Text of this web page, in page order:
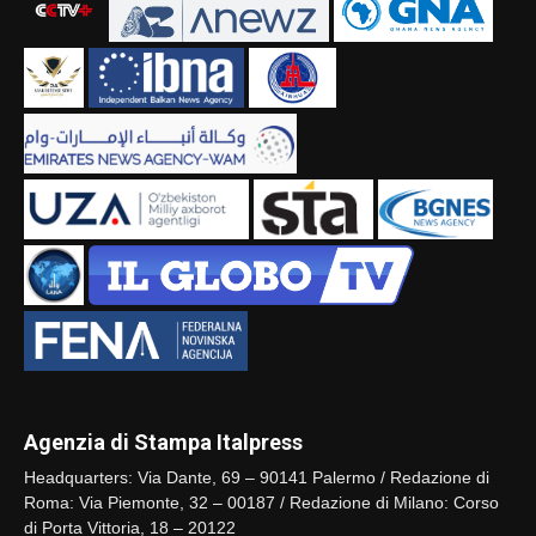
Agenzia di Stampa Italpress
Headquarters: Via Dante, 69 – 90141 Palermo / Redazione di
Roma: Via Piemonte, 32 – 00187 / Redazione di Milano: Corso
di Porta Vittoria, 18 – 20122